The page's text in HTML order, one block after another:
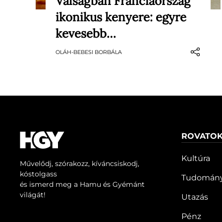
Kevés étel kapcsolódik olyan
szorosan Franciaországhoz, mint a
frissen sült bagett. A ropogós héjú
mindennapok egyik alapdarabja
ikonikus kenyere: egyre
kevesebb…
OLÁH-BEBESI BORBÁLA
Művelődj, szórakozz, kíváncsiskodj,
kóstolgass
és ismerd meg a Hamu és Gyémánt
világát!
Kultúra
Utazás
Pénz